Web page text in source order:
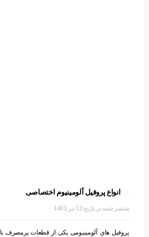
انواع پروفیل آلومینیوم اختصاصی
پروفیل های آلومینیومی یکی از قطعات پرمصرف با